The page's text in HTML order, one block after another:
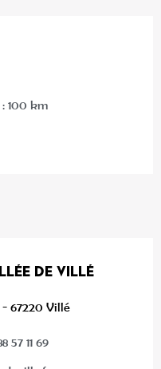
100 km
DE VILLÉ
- 67220 Villé
57 11 69